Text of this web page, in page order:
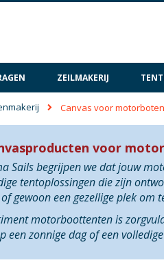
ZEILMAKERIJ
Canvas voor motorboten
voor
Sails begrijpen we dat jouw
tentoplossingen die zijn
gewoon een gezellige plek
motorboottenten is
een zonnige dag of een